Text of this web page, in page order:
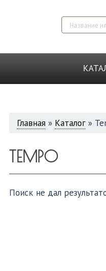
ВЫ
ЗДЕСЬ
Главная » Каталог »
TEMPO
Поиск не дал